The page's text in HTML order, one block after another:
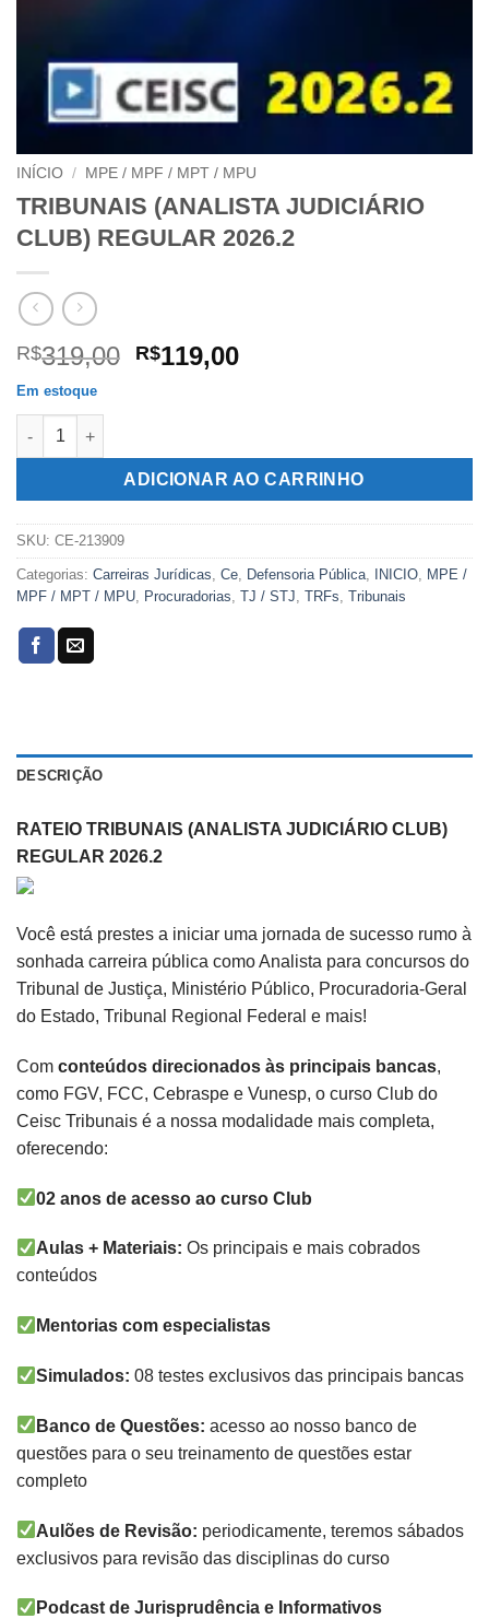
INÍCIO / MPE / MPF / MPT / MPU
TRIBUNAIS (ANALISTA JUDICIÁRIO
CLUB) REGULAR 2026.2
R$319,00 O
R$319,00.
R$119,00O
R$119,00.
Em estoque
TRIBUNAIS (ANALISTA JUDICIÁRIO CLUB) REGULAR 2026.2
ADICIONAR AO CARRINHO
SKU: CE-213909
Categorias: Carreiras Jurídicas, Ce, Defensoria Pública, INICIO, MPE /
MPF / MPT / MPU, Procuradorias, TJ / STJ, TRFs, Tribunais
DESCRIÇÃO
RATEIO TRIBUNAIS (ANALISTA JUDICIÁRIO CLUB)
REGULAR 2026.2
Você está prestes a iniciar uma jornada de sucesso rumo à
sonhada carreira pública como Analista para concursos do
Tribunal de Justiça, Ministério Público, Procuradoria-Geral
do Estado, Tribunal Regional Federal e mais!
Com conteúdos direcionados às principais bancas,
como FGV, FCC, Cebraspe e Vunesp, o curso Club do
Ceisc Tribunais é a nossa modalidade mais completa,
oferecendo:
02 anos de acesso ao curso Club
Aulas + Materiais:Os principais e mais cobrados
conteúdos
Mentorias com especialistas
Simulados: 08 testes exclusivos das principais bancas
Banco de Questões:acesso ao nosso banco de
questões para o seu treinamento de questões estar
completo
Aulões de Revisão: periodicamente, teremos sábados
exclusivos para revisão das disciplinas do curso
Podcast de Jurisprudência e Informativos